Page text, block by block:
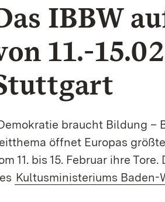
IBBW
11.-
braucht Bildung –
öffnet Europas
11. bis 15. Februar ihre
Kultusministeriums Baden-